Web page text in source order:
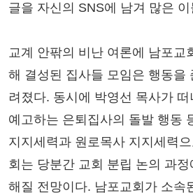
글을 자신의 SNS에 남겨 많은
교계 안팎의 비난 여론에 남포교
해 결성된 집사들 모임은 행동을
려졌다. 동시에 박영선 목사가
예고하는 은퇴집사의 돌발 행동
지지세력과 원로목사 지지세력
회는 당분간 교회 분립 논의 과정
해질 전망이다. 남포교회가 소속